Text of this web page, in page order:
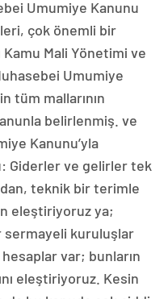
Umumiye Kanunu
çok önemli bir
Kamu Mali Yönetimi ve
Umumiye
tüm mallarının
belirlenmiş. ve
Kanunu’yla
Giderler ve gelirler tek
teknik bir terimle
eleştiriyoruz ya;
sermayeli kuruluşlar
var; bunların
eleştiriyoruz. Kesin